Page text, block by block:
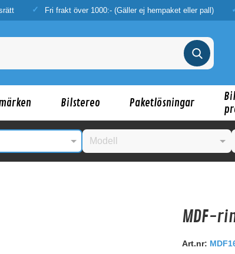
Fri frakt över 1000:- (Gäller ej hempaket eller pall)
Bilstereo Paketlösningar
någon av dessa produkter kanMDF-
Art.nr: